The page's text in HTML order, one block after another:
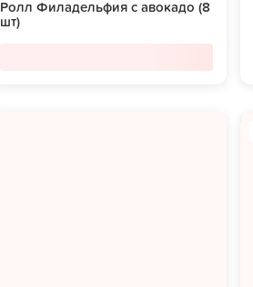
Ролл Филадельфия с авокадо (8
шт)